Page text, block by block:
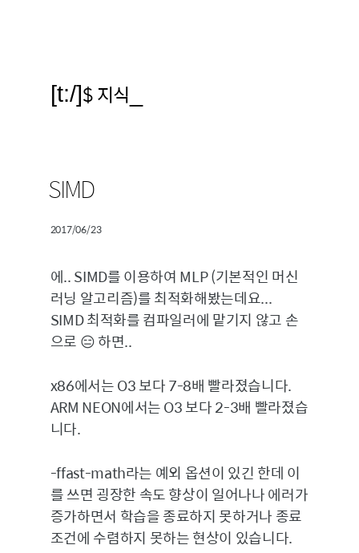
[t:/]$ 지식
SIMD
2017/06/23
에.. SIMD를 이용하여 MLP (기본적인 머신
러닝 알고리즘)를 최적화해봤는데요...
SIMD 최적화를 컴파일러에 맡기지 않고 손
으로 😑 하면..
x86에서는 O3 보다 7-8배 빨라졌습니다.
ARM NEON에서는 O3 보다 2-3배 빨라졌습
니다.
-ffast-math라는 예외 옵션이 있긴 한데 이
를 쓰면 굉장한 속도 향상이 일어나나 에러가
증가하면서 학습을 종료하지 못하거나 종료
조건에 수렴하지 못하는 현상이 있습니다.